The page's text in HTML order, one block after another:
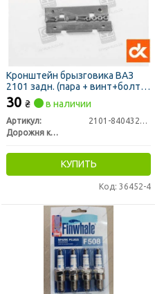
Кронштейн брызговика ВАЗ
2101 задн. (пара + винт+болт)
<ДК>
30 ₴ в наличии
Артикул:
2101-8404320-10
Дорожня карта
КУПИТЬ
Код: 36452-4